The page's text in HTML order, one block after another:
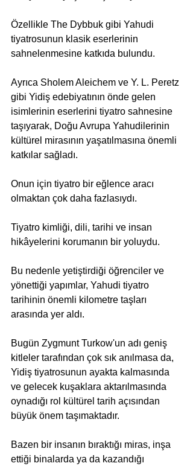
Özellikle The Dybbuk gibi Yahudi
tiyatrosunun klasik eserlerinin
sahnelenmesine katkıda bulundu.
Ayrıca Sholem Aleichem ve Y. L. Peretz
gibi Yidiş edebiyatının önde gelen
isimlerinin eserlerini tiyatro sahnesine
taşıyarak, Doğu Avrupa Yahudilerinin
kültürel mirasının yaşatılmasına önemli
katkılar sağladı.
Onun için tiyatro bir eğlence aracı
olmaktan çok daha fazlasıydı.
Tiyatro kimliği, dili, tarihi ve insan
hikâyelerini korumanın bir yoluydu.
Bu nedenle yetiştirdiği öğrenciler ve
yönettiği yapımlar, Yahudi tiyatro
tarihinin önemli kilometre taşları
arasında yer aldı.
Bugün Zygmunt Turkow'un adı geniş
kitleler tarafından çok sık anılmasa da,
Yidiş tiyatrosunun ayakta kalmasında
ve gelecek kuşaklara aktarılmasında
oynadığı rol kültürel tarih açısından
büyük önem taşımaktadır.
Bazen bir insanın bıraktığı miras, inşa
ettiği binalarda ya da kazandığı